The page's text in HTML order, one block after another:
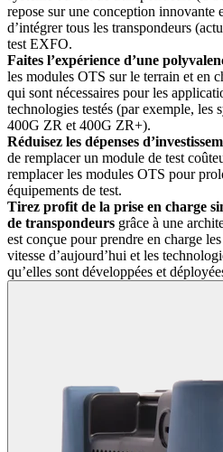
repose sur une conception innovante
d’intégrer tous les transpondeurs
test EXFO.
Faites l’expérience d’une
les modules OTS sur le terrain et en
qui sont nécessaires pour les
technologies testés (par exemple, les
400G ZR et 400G ZR+).
Réduisez les dépenses
de remplacer un module de test
remplacer les modules OTS pour
équipements de test.
Tirez profit de la prise en charge
de transpondeurs grâce à une
est conçue pour prendre en charge
vitesse d’aujourd’hui et les
qu’elles sont développées et